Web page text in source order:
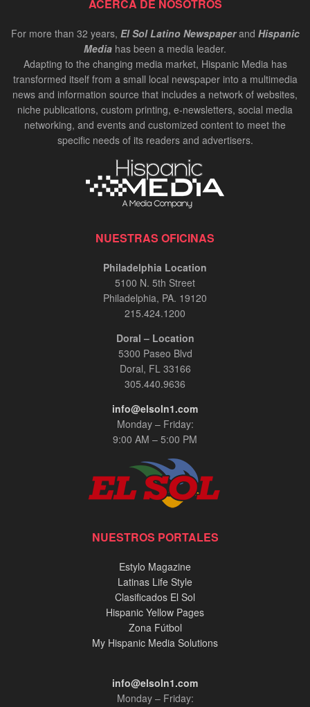
ACERCA DE NOSOTROS
For more than 32 years, El Sol Latino Newspaperand Hispanic
Media has been a media leader.
Adapting to the changing media market, Hispanic Media has
transformed itself from a small local newspaper into a multimedia
news and information source that includes a network of websites,
niche publications, custom printing, e-newsletters, social media
networking, and events and customized content to meet the
specific needs of its readers and advertisers.
NUESTRAS OFICINAS
Philadelphia Location
5100 N. 5th Street
Philadelphia, PA. 19120
215.424.1200
Doral – Location
5300 Paseo Blvd
Doral, FL 33166
305.440.9636
info@elsoln1.com
Monday – Friday:
9:00 AM – 5:00 PM
NUESTROS PORTALES
Estylo Magazine
Latinas Life Style
Clasificados El Sol
Hispanic Yellow Pages
Zona Fútbol
My Hispanic Media Solutions
info@elsoln1.com
Monday – Friday: